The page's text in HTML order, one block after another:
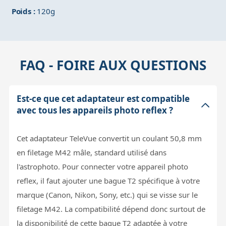
Poids :120g
FAQ - FOIRE AUX QUESTIONS
Est-ce que cet adaptateur est compatible
avec tous les appareils photo reflex ?
Cet adaptateur TeleVue convertit un coulant 50,8 mm
en filetage M42 mâle, standard utilisé dans
l'astrophoto. Pour connecter votre appareil photo
reflex, il faut ajouter une bague T2 spécifique à votre
marque (Canon, Nikon, Sony, etc.) qui se visse sur le
filetage M42. La compatibilité dépend donc surtout de
la disponibilité de cette bague T2 adaptée à votre